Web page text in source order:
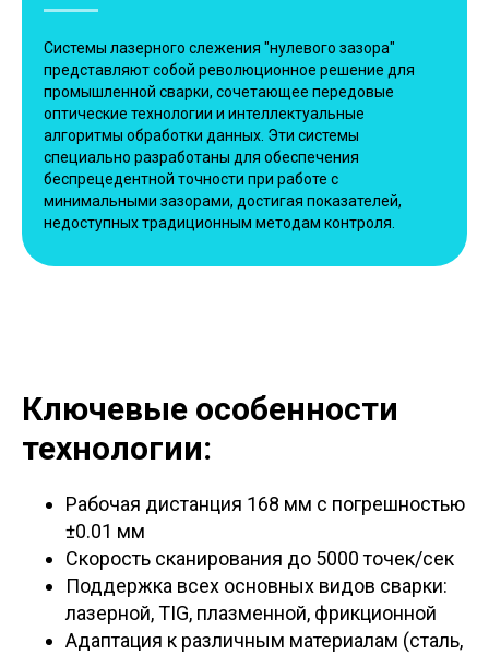
Системы лазерного слежения "нулевого зазора"
представляют собой революционное решение для
промышленной сварки, сочетающее передовые
оптические технологии и интеллектуальные
алгоритмы обработки данных. Эти системы
специально разработаны для обеспечения
беспрецедентной точности при работе с
минимальными зазорами, достигая показателей,
недоступных традиционным методам контроля.
Ключевые особенности
технологии:
Рабочая дистанция 168 мм с погрешностью
±0.01 мм
Скорость сканирования до 5000 точек/сек
Поддержка всех основных видов сварки:
лазерной, TIG, плазменной, фрикционной
Адаптация к различным материалам (сталь,